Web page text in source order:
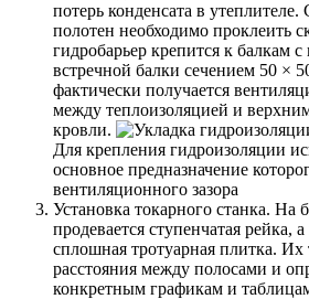
потерь конденсата в
полотен необходимо проклеить
гидробарьер крепится к балкам
встречной балки сечением 50 ×
фактически получается
между теплоизоляцией и
кровли.
Для крепления гидроизоляции
основное предназначение
вентиляционного зазора
Установка токарного станка. На
продевается ступенчатая рейка,
сплошная тротуарная плитка. Их
расстояния между полосами и
конкретным графикам и